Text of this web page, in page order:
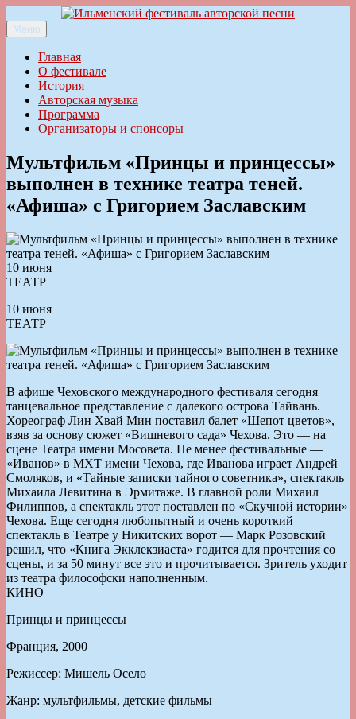
к
содержимому
Ильменский фестиваль авторской песни
Меню
Главная
О фестивале
История
Авторская музыка
Программа
Организаторы и спонсоры
Мультфильм «Принцы и принцессы»
выполнен в технике театра теней.
«Афиша» с Григорием Заславским
10 июня
ТЕАТР
10 июня
ТЕАТР
В афише Чеховского международного фестиваля сегодня
танцевальное представление с далекого острова Тайвань.
Хореограф Лин Хвай Мин поставил балет «Шепот цветов»,
взяв за основу сюжет «Вишневого сада» Чехова. Это — на
сцене Театра имени Мосовета. Не менее фестивальные —
«Иванов» в МХТ имени Чехова, где Иванова играет Андрей
Смоляков, и «Тайные записки тайного советника», спектакль
Михаила Левитина в Эрмитаже. В главной роли Михаил
Филиппов, а спектакль этот поставлен по «Скучной истории»
Чехова. Еще сегодня любопытный и очень короткий
спектакль в Театре у Никитских ворот — Марк Розовский
решил, что «Книга Экклекзиаста» годится для прочтения со
сцены, и за 50 минут все это и прочитывается. Зритель уходит
из театра философски наполненным.
КИНО
Принцы и принцессы
Франция, 2000
Режиссер: Мишель Осело
Жанр: мультфильмы, детские фильмы